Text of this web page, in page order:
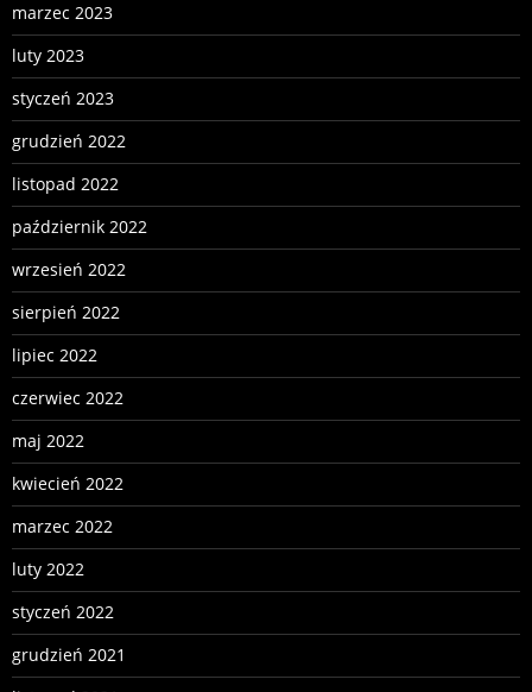
marzec 2023
luty 2023
styczeń 2023
grudzień 2022
listopad 2022
październik 2022
wrzesień 2022
sierpień 2022
lipiec 2022
czerwiec 2022
maj 2022
kwiecień 2022
marzec 2022
luty 2022
styczeń 2022
grudzień 2021